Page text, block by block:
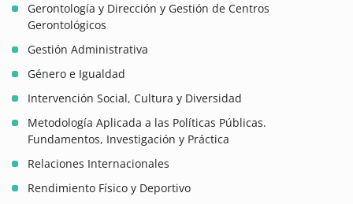
Gerontología y Dirección y Gestión de Centros
Gerontológicos
Gestión Administrativa
Género e Igualdad
Intervención Social, Cultura y Diversidad
Metodología Aplicada a las Políticas Públicas.
Fundamentos, Investigación y Práctica
Relaciones Internacionales
Rendimiento Físico y Deportivo